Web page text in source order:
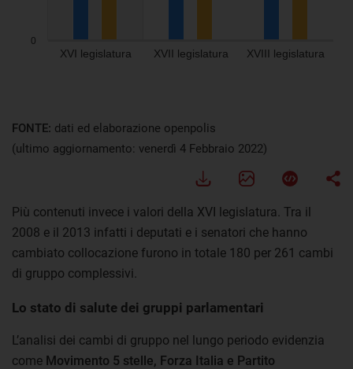
FONTE: dati ed elaborazione openpolis
(ultimo aggiornamento: venerdì 4 Febbraio 2022)
Più contenuti invece i valori della XVI legislatura. Tra il
2008 e il 2013 infatti i deputati e i senatori che hanno
cambiato collocazione furono in totale 180 per 261 cambi
di gruppo complessivi.
Lo stato di salute dei gruppi parlamentari
L’analisi dei cambi di gruppo nel lungo periodo evidenzia
come Movimento 5 stelle, Forza Italia e Partito